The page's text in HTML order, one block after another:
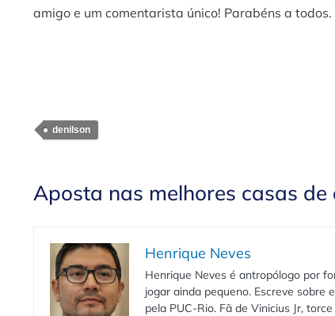
amigo e um comentarista único! Parabéns a
denilson
Aposta nas melhores casas
Henrique Neves
Henrique Neves é antropólogo por
jogar ainda pequeno. Escreve sobre
pela PUC-Rio. Fã de Vinicius Jr,